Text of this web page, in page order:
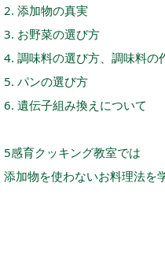
2. 添加物の真実
3. お野菜の選び方
4. 調味料の選び方、調味料の
5. パンの選び方
6. 遺伝子組み換えについて
5感育クッキング教室では
添加物を使わないお料理法を